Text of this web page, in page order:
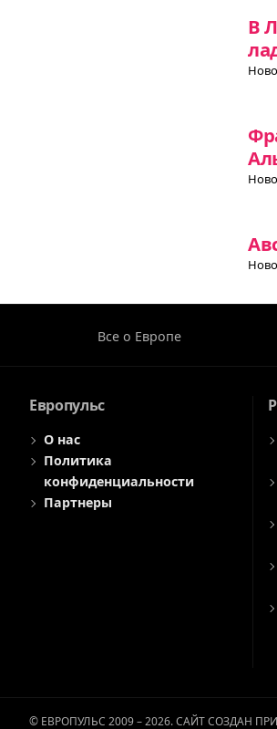
В
Все о Европе
Европульс
О нас
Политика
конфиденциальности
Партнеры
© ЕВРОПУЛЬС 2009 – 2026. САЙТ СОЗДАН